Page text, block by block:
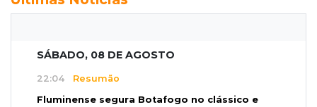
SÁBADO, 08 DE AGOSTO
22:04 Resumão
Fluminense segura Botafogo no clássico e